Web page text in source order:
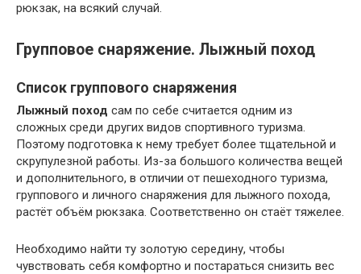
рюкзак, на всякий случай.
Групповое снаряжение. Лыжный поход
Список группового снаряжения
Лыжный поход сам по себе считается одним из
сложных среди других видов спортивного туризма.
Поэтому подготовка к нему требует более тщательной и
скрупулезной работы. Из-за большого количества вещей
и дополнительного, в отличии от пешеходного туризма,
группового и личного снаряжения для лыжного похода,
растёт объём рюкзака. Соответственно он стаёт тяжелее.
Необходимо найти ту золотую середину, чтобы
чувствовать себя комфортно и постараться снизить вес